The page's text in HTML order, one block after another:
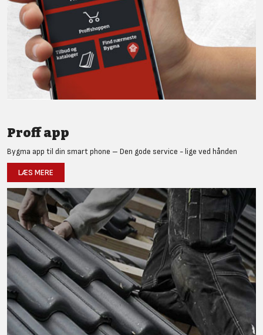
Proff app
Bygma app til din smart phone – Den gode service - lige ved hånden
LÆS MERE